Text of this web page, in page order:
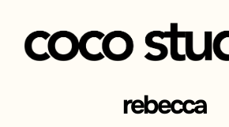
Aller
rebecca